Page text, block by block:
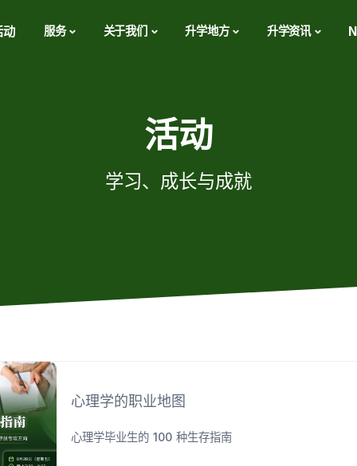
动 服务 关于我们 升学地方 升学资讯
活动
学习、成长与成就
心理学的职业地图
心理学毕业生的 100 种生存指南